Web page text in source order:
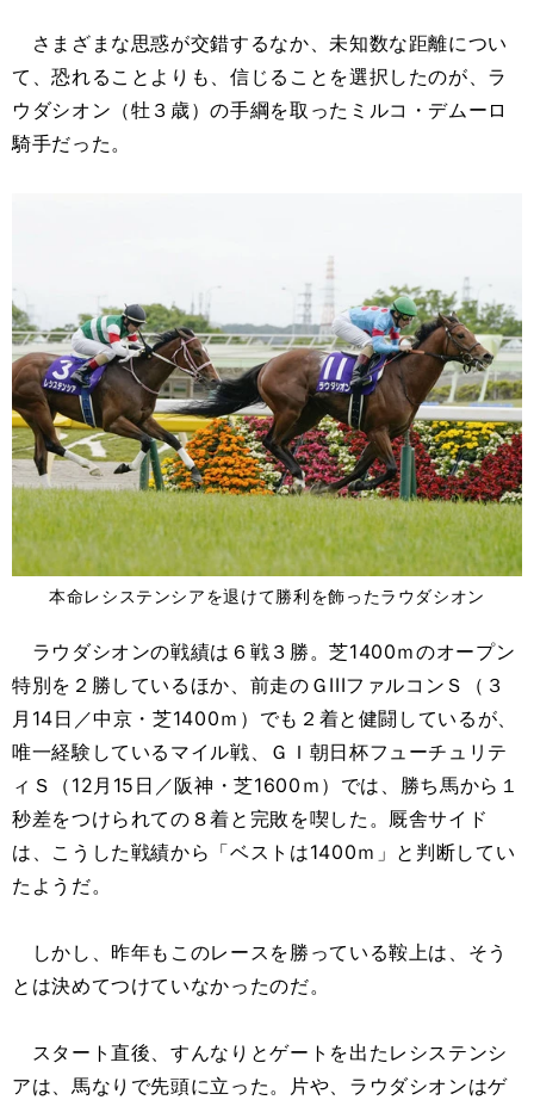
さまざまな思惑が交錯するなか、未知数な距離につい
て、恐れることよりも、信じることを選択したのが、ラ
ウダシオン（牡３歳）の手綱を取ったミルコ・デムーロ
騎手だった。
本命レシステンシアを退けて勝利を飾ったラウダシオン
ラウダシオンの戦績は６戦３勝。芝1400ｍのオープン
特別を２勝しているほか、前走のＧIIIファルコンＳ（３
月14日／中京・芝1400ｍ）でも２着と健闘しているが、
唯一経験しているマイル戦、ＧＩ朝日杯フューチュリテ
ィＳ（12月15日／阪神・芝1600ｍ）では、勝ち馬から１
秒差をつけられての８着と完敗を喫した。厩舎サイド
は、こうした戦績から「ベストは1400ｍ」と判断してい
たようだ。
しかし、昨年もこのレースを勝っている鞍上は、そう
とは決めてつけていなかったのだ。
スタート直後、すんなりとゲートを出たレシステンシ
アは、馬なりで先頭に立った。片や、ラウダシオンはゲ